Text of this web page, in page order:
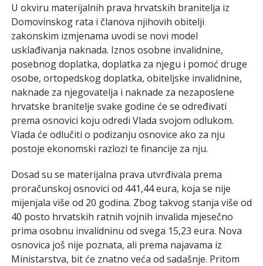
U okviru materijalnih prava hrvatskih branitelja iz
Domovinskog rata i članova njihovih obitelji
zakonskim izmjenama uvodi se novi model
usklađivanja naknada. Iznos osobne invalidnine,
posebnog doplatka, doplatka za njegu i pomoć druge
osobe, ortopedskog doplatka, obiteljske invalidnine,
naknade za njegovatelja i naknade za nezaposlene
hrvatske branitelje svake godine će se određivati
prema osnovici koju odredi Vlada svojom odlukom.
Vlada će odlučiti o podizanju osnovice ako za nju
postoje ekonomski razlozi te financije za nju.
Dosad su se materijalna prava utvrđivala prema
proračunskoj osnovici od 441,44 eura, koja se nije
mijenjala više od 20 godina. Zbog takvog stanja više od
40 posto hrvatskih ratnih vojnih invalida mjesečno
prima osobnu invalidninu od svega 15,23 eura. Nova
osnovica još nije poznata, ali prema najavama iz
Ministarstva, bit će znatno veća od sadašnje. Pritom